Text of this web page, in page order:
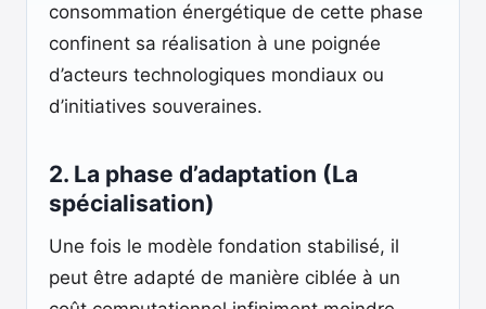
consommation énergétique de cette phase
confinent sa réalisation à une poignée
d’acteurs technologiques mondiaux ou
d’initiatives souveraines.
2. La phase d’adaptation (La
spécialisation)
Une fois le modèle fondation stabilisé, il
peut être adapté de manière ciblée à un